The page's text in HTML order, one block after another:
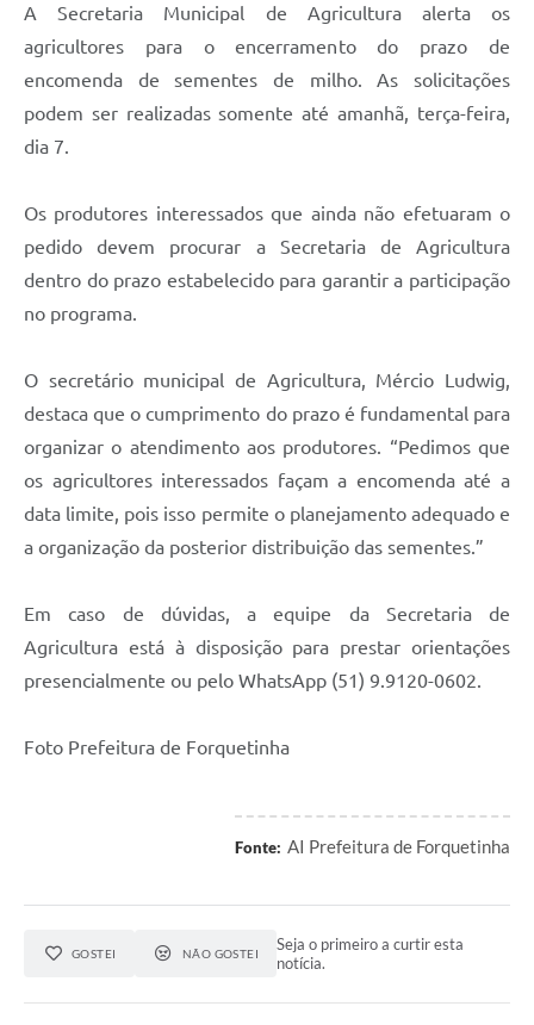
A Secretaria Municipal de Agricultura alerta os
agricultores para o encerramento do prazo de
encomenda de sementes de milho. As solicitações
podem ser realizadas somente até amanhã, terça-feira,
dia 7.
Os produtores interessados que ainda não efetuaram o
pedido devem procurar a Secretaria de Agricultura
dentro do prazo estabelecido para garantir a participação
no programa.
O secretário municipal de Agricultura, Mércio Ludwig,
destaca que o cumprimento do prazo é fundamental para
organizar o atendimento aos produtores. “Pedimos que
os agricultores interessados façam a encomenda até a
data limite, pois isso permite o planejamento adequado e
a organização da posterior distribuição das sementes.”
Em caso de dúvidas, a equipe da Secretaria de
Agricultura está à disposição para prestar orientações
presencialmente ou pelo WhatsApp (51) 9.9120-0602.
Foto Prefeitura de Forquetinha
Fonte: AI Prefeitura de Forquetinha
GOSTEI NÃO GOSTEI
Seja o primeiro a curtir esta
notícia.